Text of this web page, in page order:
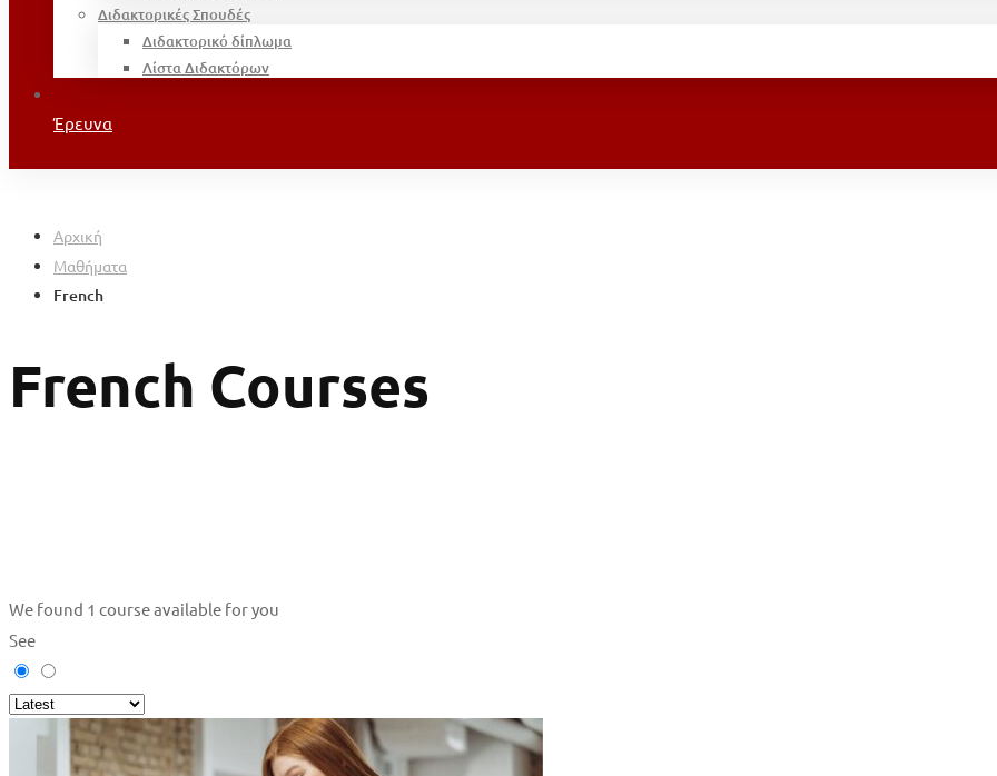
Διδακτορικές Σπουδές
Διδακτορικό δίπλωμα
Λίστα Διδακτόρων
Έρευνα
Αρχική
Μαθήματα
French
French Courses
We found 1 course available for you
See